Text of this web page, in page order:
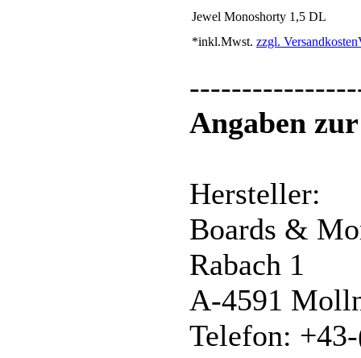
Jewel Monoshorty 1,5 DL
*inkl.Mwst. zzgl. Versandkosten
Angaben
Hersteller:
Boards &
Rabach 1
A-4591
Telefon: